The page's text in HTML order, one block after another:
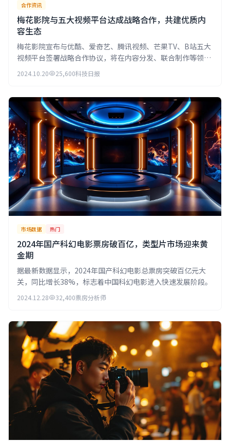
合作资讯
梅花影院与五大视频平台达成战略合作，共建优质内
容生态
梅花影院宣布与优酷、爱奇艺、腾讯视频、芒果TV、B站五大
视频平台签署战略合作协议，将在内容分发、联合制作等领域
展开深度合作。
2024.10.20 25,600科技日报
市场数据 热门
2024年国产科幻电影票房破百亿，类型片市场迎来黄
金期
据最新数据显示，2024年国产科幻电影总票房突破百亿元大
关，同比增长38%，标志着中国科幻电影进入快速发展阶段。
2024.12.28 32,400票房分析师